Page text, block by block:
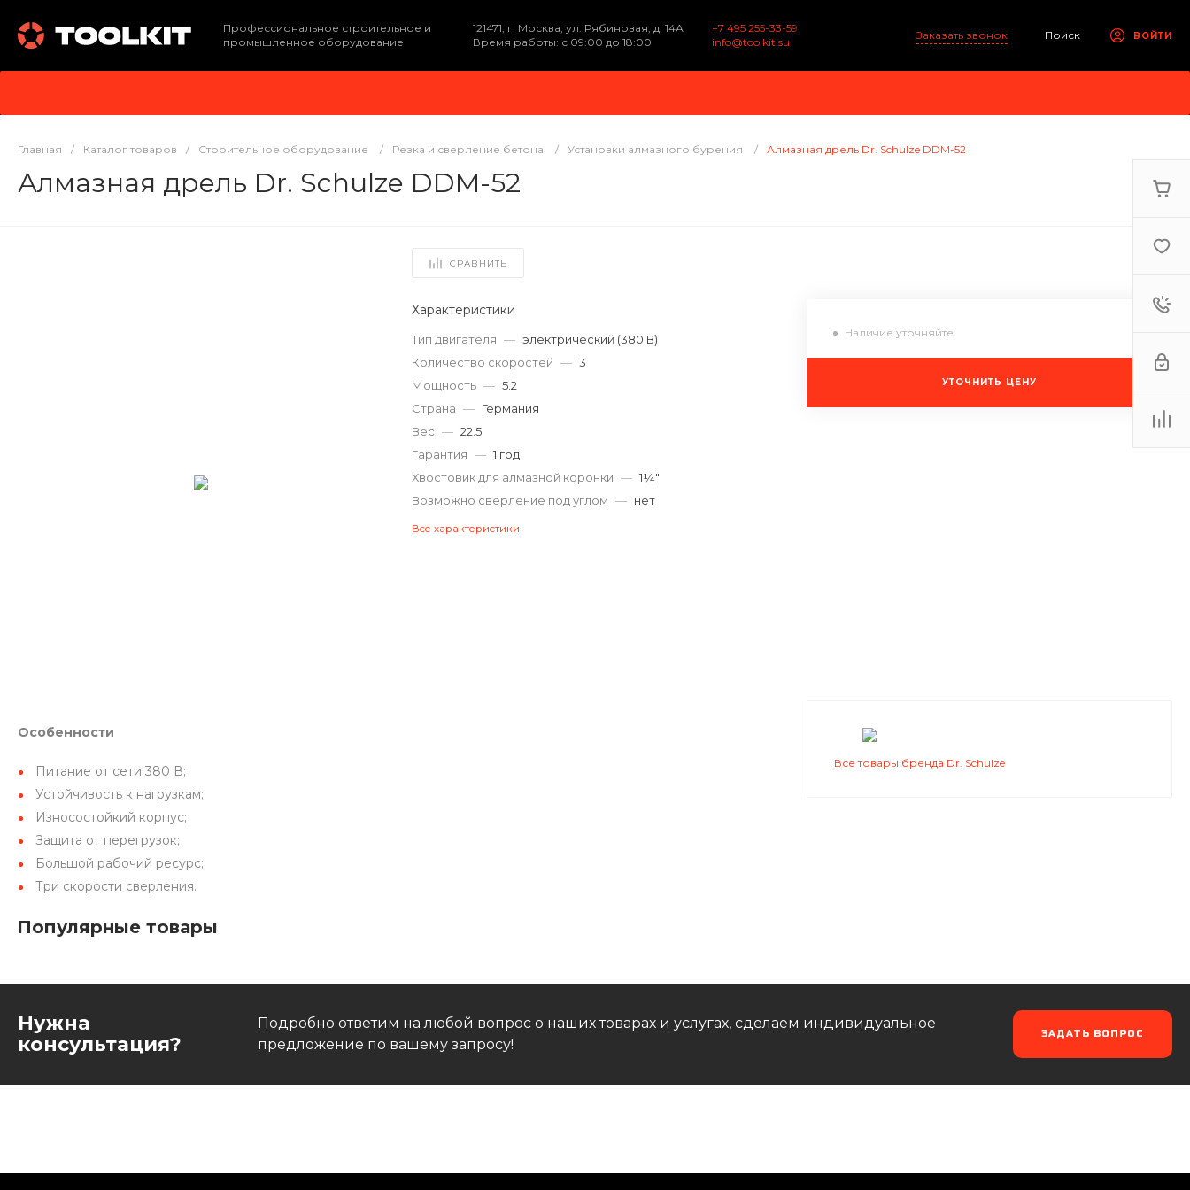
Профессиональное строительное и
промышленное оборудование
121471, г. Москва, ул. Рябиновая, д. 14А
Время работы: с 09:00 до 18:00
+7 495 255-33-59
info@toolkit.su
Заказать звонок Поиск ВОЙТИ
Главная / Каталог товаров / Строительное оборудование / Резка и сверление бетона / Установки алмазного бурения / Алмазная дрель Dr. Schulze DDM-52
Алмазная дрель Dr. Schulze DDM-52
СРАВНИТЬ
Характеристики
Тип двигателя — электрический (380 В)
Количество скоростей — 3
Мощность — 5.2
Страна — Германия
Вес — 22.5
Гарантия — 1 год
Хвостовик для алмазной коронки — 1¼″
Возможно сверление под углом — нет
Все характеристики
Наличие уточняйте
УТОЧНИТЬ ЦЕНУ
Особенности
Питание от сети 380 В;
Устойчивость к нагрузкам;
Износостойкий корпус;
Защита от перегрузок;
Большой рабочий ресурс;
Три скорости сверления.
Все товары бренда Dr. Schulze
Популярные товары
Нужна
консультация?
Подробно ответим на любой вопрос о наших товарах и услугах, сделаем индивидуальное
предложение по вашему запросу!
ЗАДАТЬ ВОПРОС